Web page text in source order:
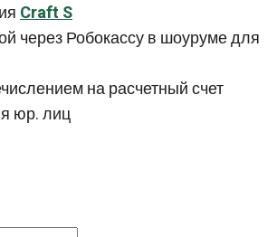
Craft S
через Робокассу в шоуруме для
на расчетный счет
юр. лиц